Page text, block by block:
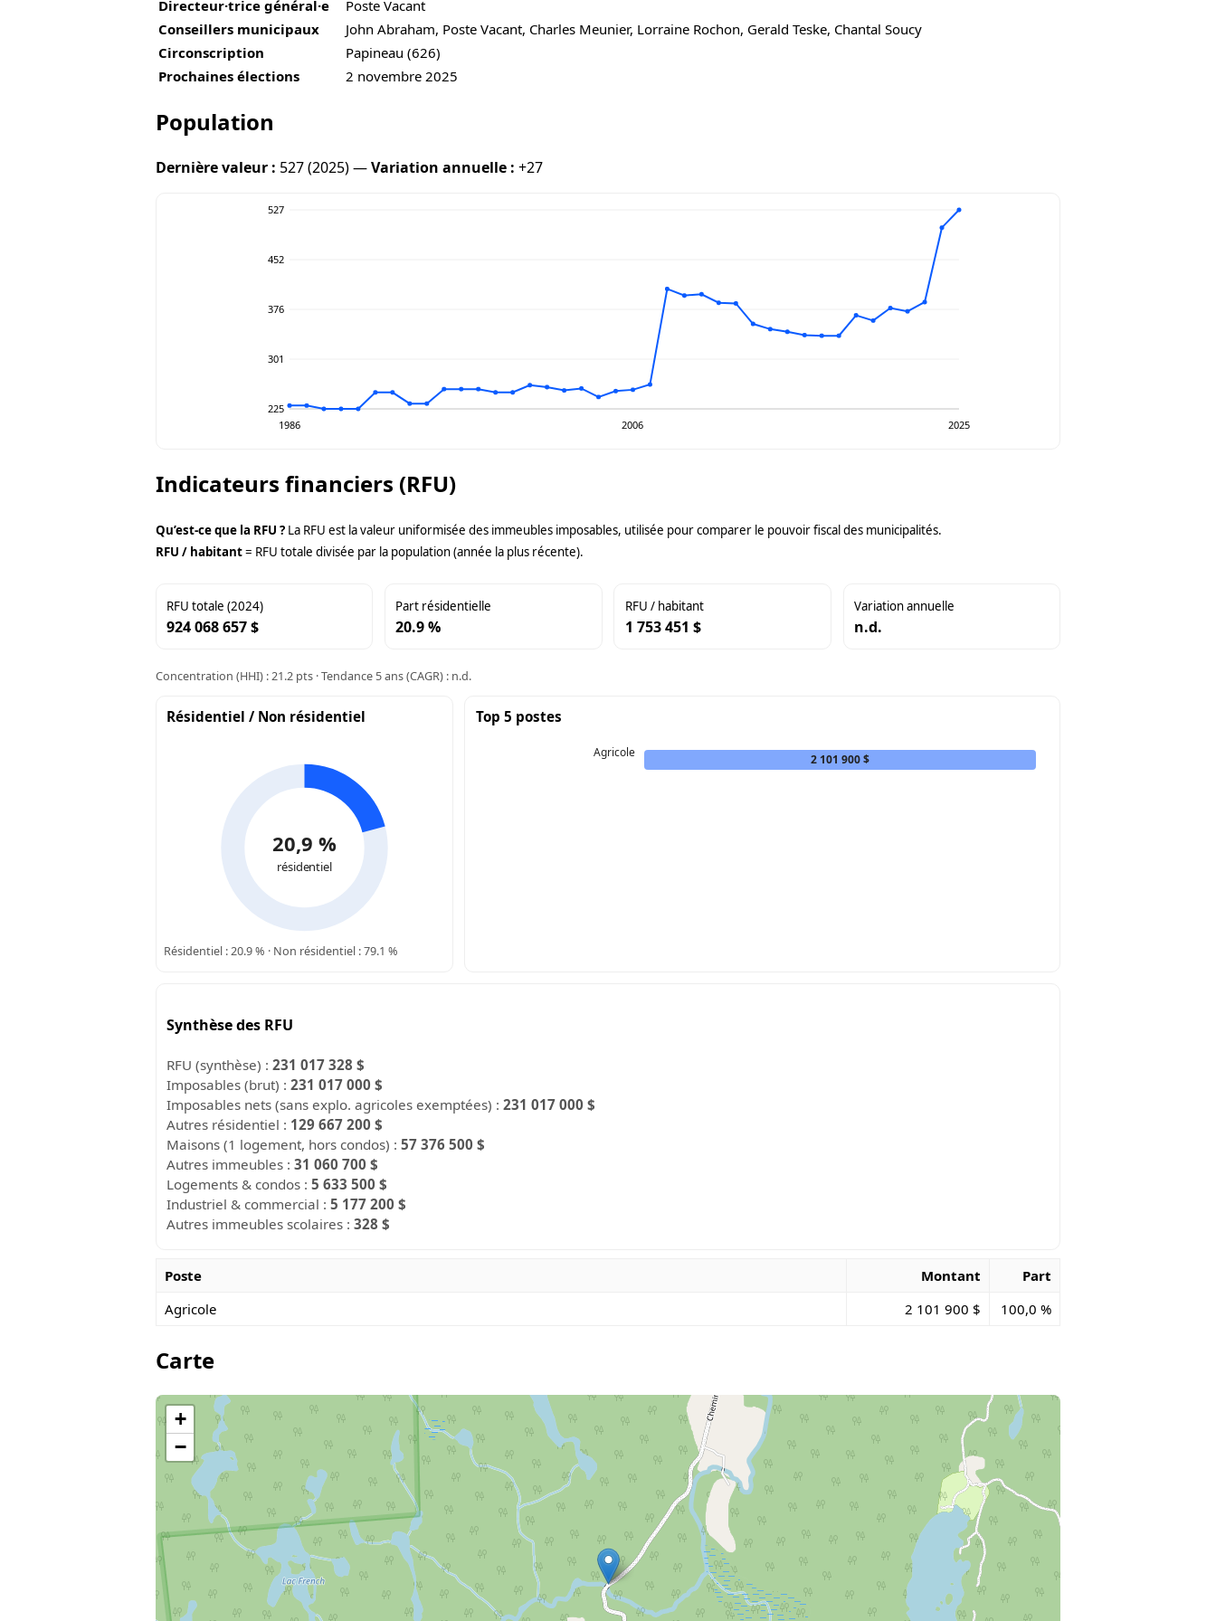
Directeur·trice général·e
Poste Vacant
Conseillers municipaux
John Abraham, Poste Vacant, Charles Meunier, Lorraine Rochon, Gerald Teske, Chantal Soucy
Circonscription
Papineau (626)
Prochaines élections
2 novembre 2025
Population
Dernière valeur : 527 (2025) —Variation annuelle : +27
527
452
376
301
225
1986
2006 2025
Indicateurs financiers (RFU)
Qu’est-ce que la RFU ? La RFU est la valeur uniformisée des immeubles imposables, utilisée pour comparer le pouvoir fiscal des municipalités.
RFU / habitant= RFU totale divisée par la population (année la plus récente).
RFU totale (2024)
924 068 657 $
Part résidentielle
20.9 %
RFU / habitant
1 753 451 $
Variation annuelle
n.d.
Concentration (HHI) : 21.2 pts · Tendance 5 ans (CAGR) : n.d.
Résidentiel / Non résidentiel
20,9 %
résidentiel
Résidentiel : 20.9 % · Non résidentiel : 79.1 %
Top 5 postes
Agricole 2 101 900 $
Synthèse des RFU
RFU (synthèse) :231 017 328 $
Imposables (brut) :231 017 000 $
Imposables nets (sans explo. agricoles exemptées) :231 017 000 $
Autres résidentiel : 129 667 200 $
Maisons (1 logement, hors condos) :57 376 500 $
Autres immeubles :31 060 700 $
Logements & condos :5 633 500 $
Industriel & commercial :5 177 200 $
Autres immeubles scolaires :328 $
Poste Montant
Part
Agricole
2 101 900 $ 100,0 %
Carte
+
−